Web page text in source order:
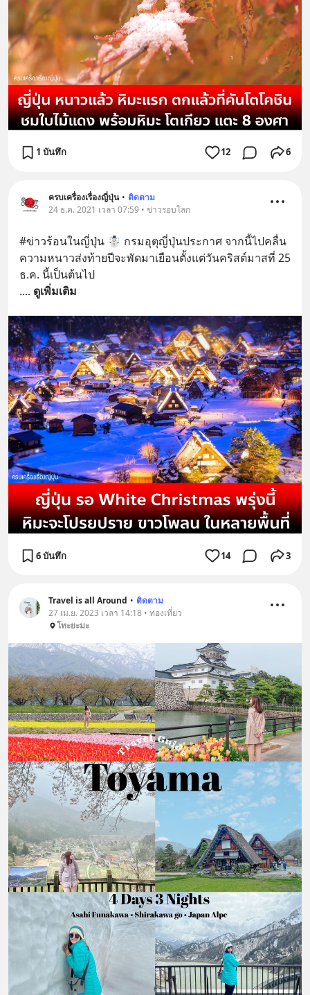
1 บันทึก 12 6
ครบเครื่องเรื่องญี่ปุ่น • ติดตาม
24 ธ.ค. 2021 เวลา 07:59 • ข่าวรอบโลก
#ข่าวร้อนในญี่ปุ่น ☃ กรมอุตุญี่ปุ่นประกาศ จากนี้ไปคลื่น
ความหนาวส่งท้ายปีจะพัดมาเยือนตั้งแต่วันคริสต์มาสที่ 25
ธ.ค. นี้เป็นต้นไป
.... ดูเพิ่มเติม
6 บันทึก 14 3
Travel is all Around • ติดตาม
27 เม.ย. 2023 เวลา 14:18 • ท่องเที่ยว
โทะยะมะ